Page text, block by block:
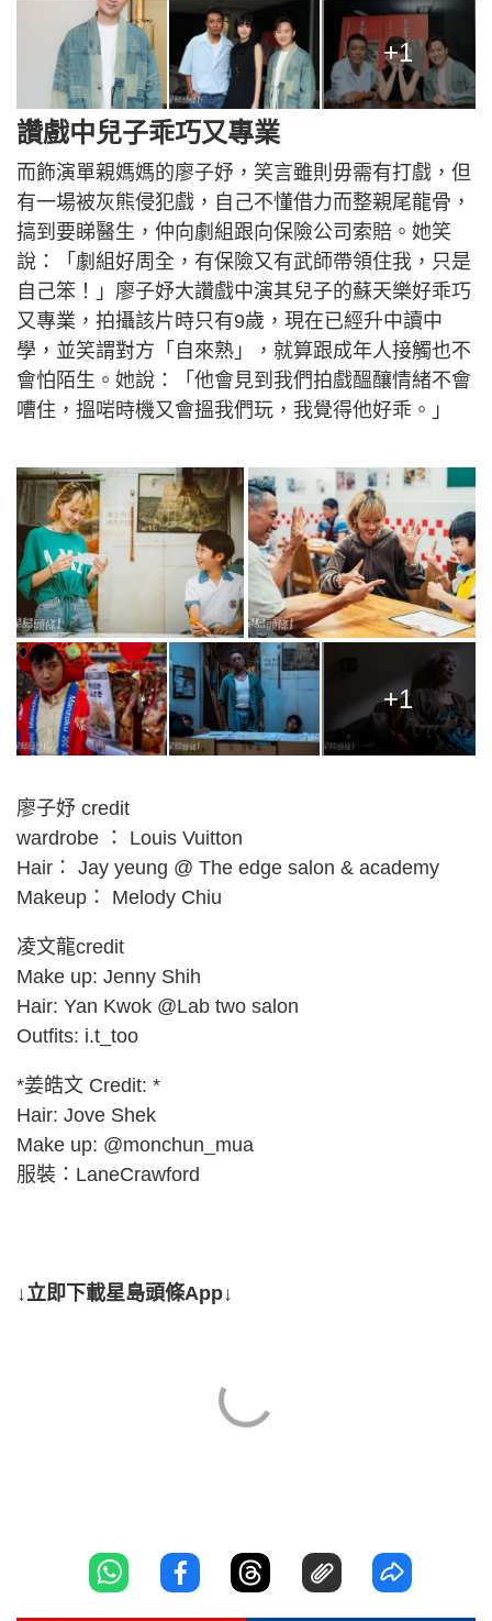
+1
讚戲中兒子乖巧又專業
而飾演單親媽媽的廖子妤，笑言雖則毋需有打戲，但
有一場被灰熊侵犯戲，自己不懂借力而整親尾龍骨，
搞到要睇醫生，仲向劇組跟向保險公司索賠。她笑
說：「劇組好周全，有保險又有武師帶領住我，只是
自己笨！」廖子妤大讚戲中演其兒子的蘇天樂好乖巧
又專業，拍攝該片時只有9歲，現在已經升中讀中
學，並笑謂對方「自來熟」，就算跟成年人接觸也不
會怕陌生。她說：「他會見到我們拍戲醞釀情緒不會
嘈住，搵啱時機又會搵我們玩，我覺得他好乖。」
+1
廖子妤 credit
wardrobe ： Louis Vuitton
Hair： Jay yeung @ The edge salon & academy
Makeup： Melody Chiu
凌文龍credit
Make up: Jenny Shih
Hair: Yan Kwok @Lab two salon
Outfits: i.t_too
*姜皓文 Credit: *
Hair: Jove Shek
Make up: @monchun_mua
服裝：LaneCrawford
↓立即下載星島頭條App↓